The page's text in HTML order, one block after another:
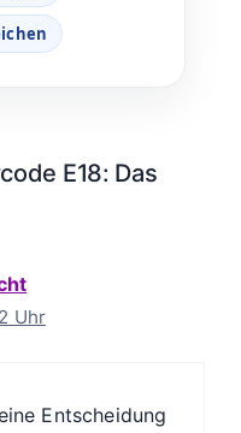
E18: Das
Uhr
Entscheidung